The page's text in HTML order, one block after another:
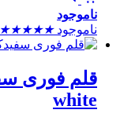
ناموجود
ناموجود ★
★
★
★
★
white